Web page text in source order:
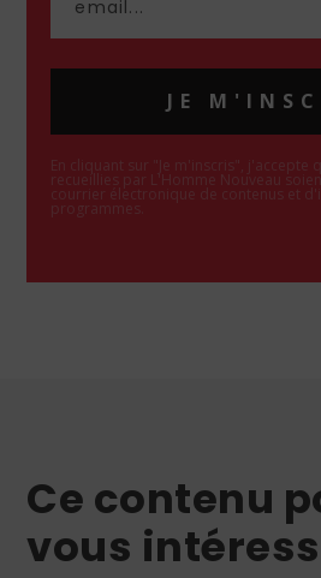
JE
En cliquant sur "Je m'inscris", j'accepte
recueillies par L'Homme Nouveau
courrier électronique de contenus et
programmes.
Ce contenu
vous